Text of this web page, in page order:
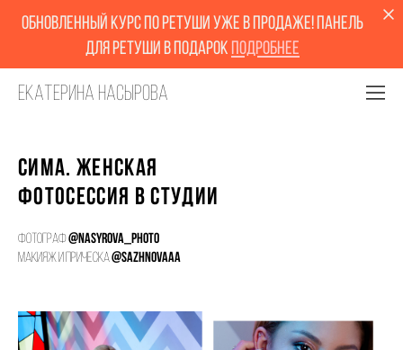
обновленный курс по ретуши уже в продаже! Панель
для ретуши в подарок Подробнее
Екатерина Насырова
Сима. Женская
фотосессия в студии
Фотограф@nasyrova_photo
Макияж и прическа@sazhnovaaa